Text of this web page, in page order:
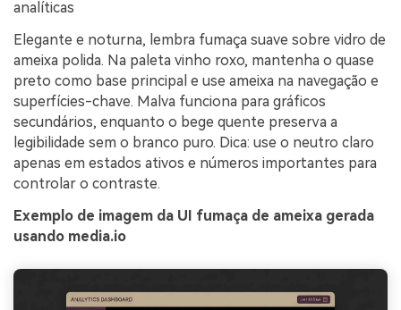
analíticas
Elegante e noturna, lembra fumaça suave sobre vidro de
ameixa polida. Na paleta vinho roxo, mantenha o quase
preto como base principal e use ameixa na navegação e
superfícies-chave. Malva funciona para gráficos
secundários, enquanto o bege quente preserva a
legibilidade sem o branco puro. Dica: use o neutro claro
apenas em estados ativos e números importantes para
controlar o contraste.
Exemplo de imagem da UI fumaça de ameixa gerada
usando media.io